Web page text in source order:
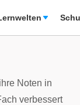
Noten in
verbessert